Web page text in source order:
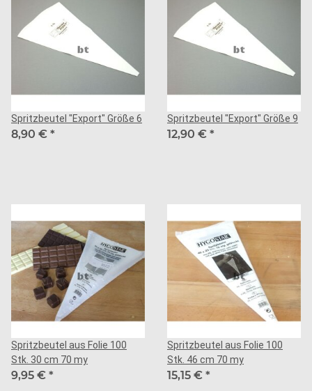
Spritzbeutel "Export" Größe 6
8,90 € *
Spritzbeutel "Export" Größe 9
12,90 € *
Spritzbeutel aus Folie 100
Stk. 30 cm 70 my
9,95 € *
Spritzbeutel aus Folie 100
Stk. 46 cm 70 my
15,15 € *